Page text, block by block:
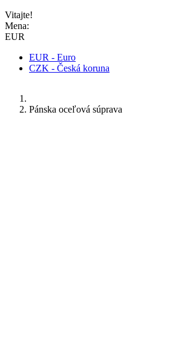
Vitajte!
Mena:
EUR
EUR - Euro
CZK - Česká koruna
Pánska oceľová súprava